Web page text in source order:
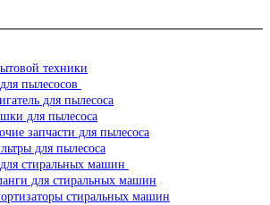
техники
пылесосов
для пылесоса
для пылесоса
запчасти для пылесоса
для пылесоса
стиральных машин
для стиральных машин
стиральных машин